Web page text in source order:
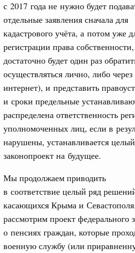
с 2017 года не нужно будет
отдельные заявления сначала для
кадастрового учёта, а потом уже
регистрации права собственности,
достаточно будет один раз
осуществляться лично, либо
интернет), и представить
и сроки предельные
распределена ответственность
уполномоченных лиц, если в
нарушены, устанавливается
законопроект на будущее.
Мы продолжаем приводить
в соответствие целый ряд
касающихся Крыма и
рассмотрим проект федерального
о пенсиях граждан, которые
военную службу (или
(2026 год, №7)
законов, бюджетные
Показать еще